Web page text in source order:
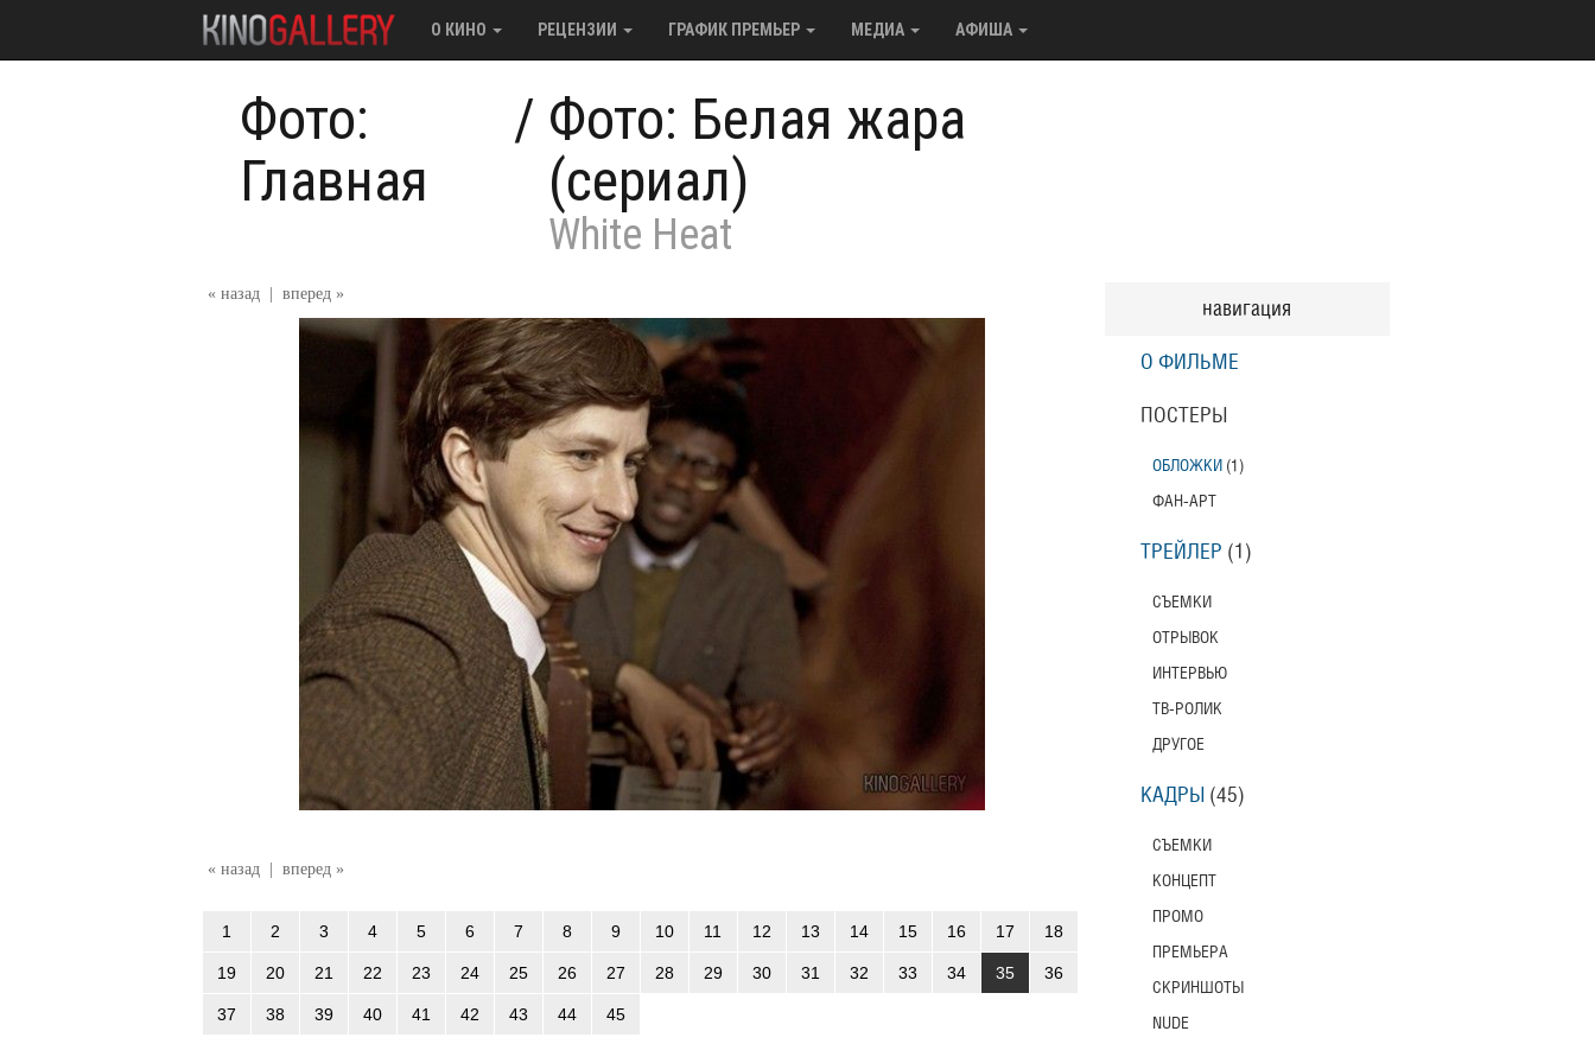
О КИНО РЕЦЕНЗИИ ГРАФИК ПРЕМЬЕР МЕДИА АФИША
Фото:
Главная
/ Фото: Белая жара
(сериал)
White Heat
« назад вперед »
« назад | вперед »
1 2 3 4 5 6 7 8 9 10 11 12 13 14 15 16 17 18
19 20 21 22 23 24 25 26 27 28 29 30 31 32 33 34 35 36
37 38 39 40 41 42 43 44 45
навигация
О ФИЛЬМЕ
ПОСТЕРЫ
ОБЛОЖКИ (1)
ФАН-АРТ
ТРЕЙЛЕР (1)
СЪЕМКИ
ОТРЫВОК
ИНТЕРВЬЮ
ТВ-РОЛИК
ДРУГОЕ
КАДРЫ (45)
СЪЕМКИ
КОНЦЕПТ
ПРОМО
ПРЕМЬЕРА
СКРИНШОТЫ
NUDE